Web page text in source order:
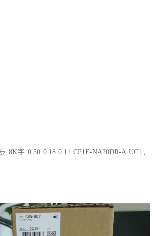
8K字 0.30 0.18 0.11 CP1E-NA20DR-A UC1、